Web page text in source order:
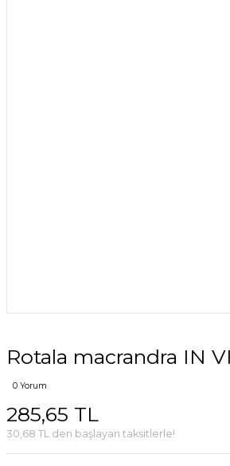
Rotala macrandra IN
0 Yorum
285,65 TL
30,68 TL den başlayan taksitlerle!